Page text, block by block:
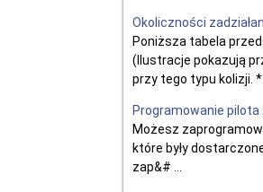
Okoliczności
Poniższa tabela
(Ilustracje pokazują
przy tego typu kolizji.
Programowanie
Możesz
które były
zap&# ...